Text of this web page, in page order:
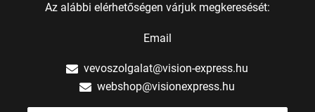
Az alábbi elérhetőségen várjuk megkeresését:
Email
vevoszolgalat@vision-express.hu
webshop@visionexpress.hu